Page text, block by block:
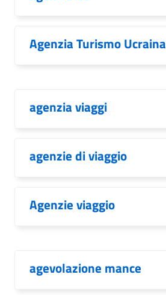
Agenzia Turismo Ucraina
agenzia viaggi
agenzie di viaggio
Agenzie viaggio
agevolazione mance